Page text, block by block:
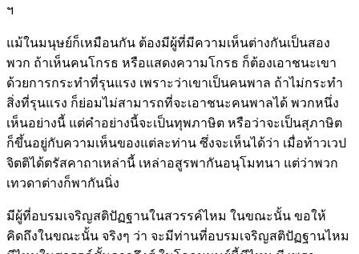
ฯ
แม้ในมนุษย์ก็เหมือนกัน ต้องมีผู้ที่มีความเห็นต่างกันเป็นสอง
พวก ถ้าเห็นคนโกรธ หรือแสดงความโกรธ ก็ต้องเอาชนะเขา
ด้วยการกระทำที่รุนแรง เพราะว่าเขาเป็นคนพาล ถ้าไม่กระทำ
สิ่งที่รุนแรง ก็ย่อมไม่สามารถที่จะเอาชนะคนพาลได้ พวกหนึ่ง
เห็นอย่างนี้ แต่คำอย่างนี้จะเป็นทุพภาษิต หรือว่าจะเป็นสุภาษิต
ก็ขึ้นอยู่กับความเห็นของแต่ละท่าน ซึ่งจะเห็นได้ว่า เมื่อท้าวเวป
จิตติได้ตรัสคาถาเหล่านี้ เหล่าอสูรพากันอนุโมทนา แต่ว่าพวก
เทวดาต่างก็พากันนิ่ง
มีผู้ที่อบรมเจริญสติปัฏฐานในสวรรค์ไหม ในขณะนั้น ขอให้
คิดถึงในขณะนั้น จริงๆ ว่า จะมีท่านที่อบรมเจริญสติปัฏฐานไหม